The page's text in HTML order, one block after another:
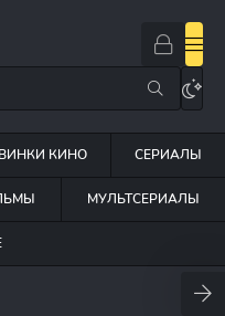
КИНО СЕРИАЛЫ
МУЛЬТСЕРИАЛЫ